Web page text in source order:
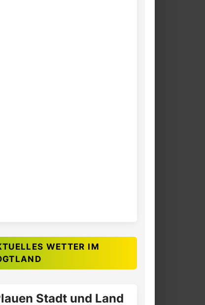
WETTER IM
Stadt und Land